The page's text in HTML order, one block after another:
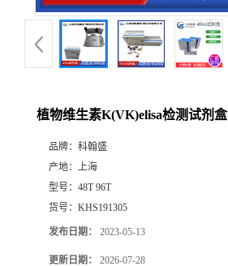
植物维生素K(VK)elisa检测试剂盒
品牌： 科翰盛
产地： 上海
型号： 48T 96T
货号： KHS191305
发布日期： 2023-05-13
更新日期： 2026-07-28